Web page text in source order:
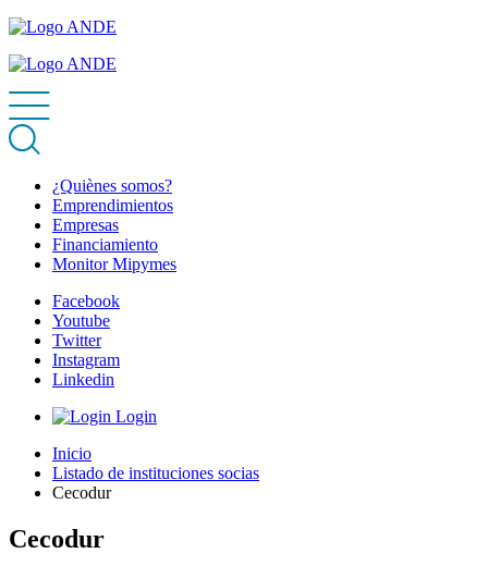
¿Quiènes somos?
Emprendimientos
Empresas
Financiamiento
Monitor Mipymes
Facebook
Youtube
Twitter
Instagram
Linkedin
Login
Inicio
Listado de instituciones socias
Cecodur
Cecodur